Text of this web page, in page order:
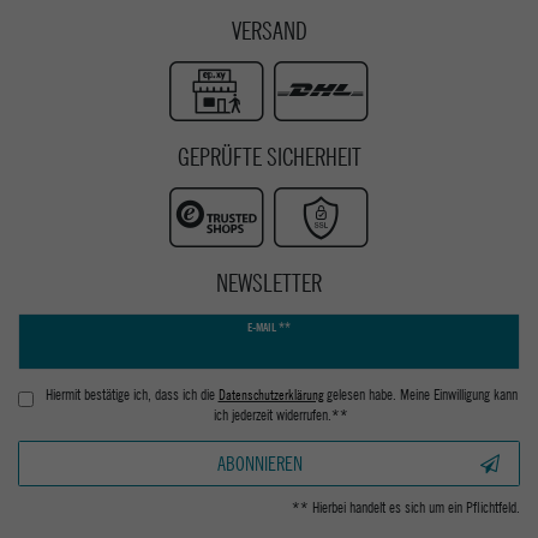
VERSAND
GEPRÜFTE SICHERHEIT
NEWSLETTER
E-MAIL **
Hiermit bestätige ich, dass ich die Daten­schutz­erklärunggelesen habe. Meine Einwilligung kann
ich jederzeit widerrufen.**
ABONNIEREN
** Hierbei handelt es sich um ein Pflichtfeld.